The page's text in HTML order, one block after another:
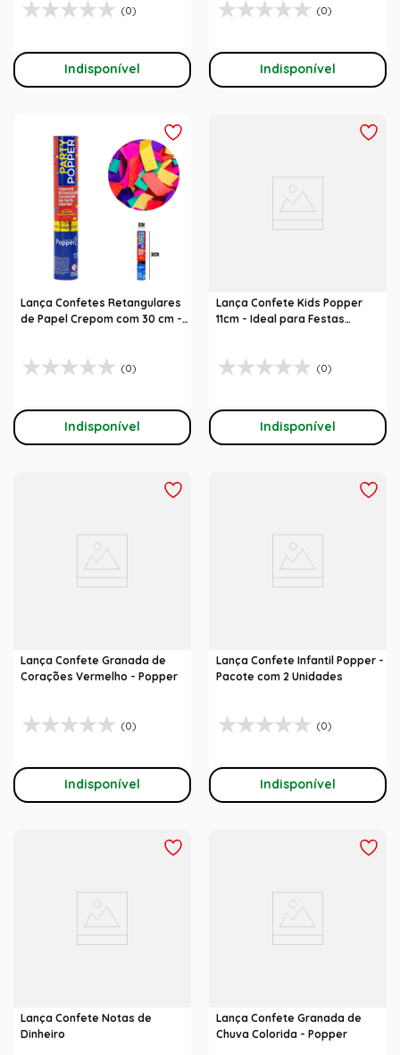
(0)
Indisponível
(0)
Indisponível
Lança Confetes Retangulares
de Papel Crepom com 30 cm -
(0)
Indisponível
Lança Confete Kids Popper
11cm - Ideal para Festas
(0)
Indisponível
Lança Confete Granada de
Corações Vermelho - Popper
(0)
Indisponível
Lança Confete Infantil Popper -
Pacote com 2 Unidades
(0)
Indisponível
Lança Confete Notas de
Dinheiro
Lança Confete Granada de
Chuva Colorida - Popper